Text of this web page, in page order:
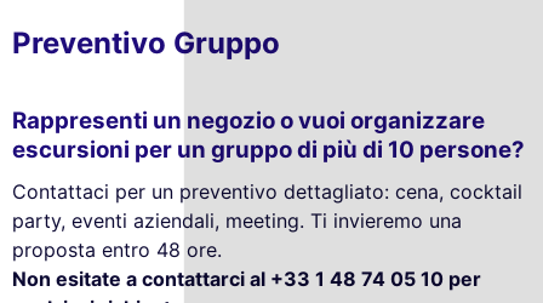
Preventivo Gruppo
Rappresenti un negozio o vuoi organizzare
escursioni per un gruppo di più di 10 persone?
Contattaci per un preventivo dettagliato: cena, cocktail
party, eventi aziendali, meeting. Ti invieremo una
proposta entro 48 ore.
Non esitate a contattarci al +33 1 48 74 05 10 per